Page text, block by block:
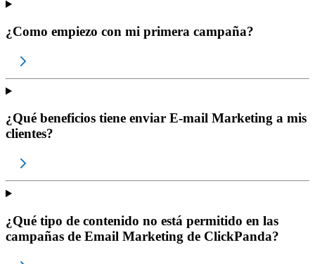
¿Como empiezo con mi primera campaña?
¿Qué beneficios tiene enviar E-mail Marketing a mis
clientes?
¿Qué tipo de contenido no está permitido en las
campañas de Email Marketing de ClickPanda?